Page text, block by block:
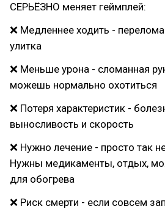
СЕРЬЁЗНО меняет геймплей:
❌ Медленнее ходить -
улитка
❌ Меньше урона - сломанная
можешь нормально охотиться
❌ Потеря характеристик -
выносливость и скорость
❌ Нужно лечение - просто так
Нужны медикаменты, отдых,
для обогрева
❌ Риск смерти - если совсем